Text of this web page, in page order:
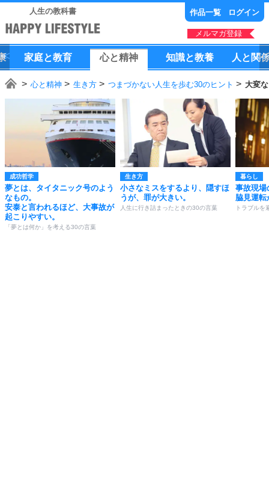
人生の教科書 作品一覧 ログイン
メルマガ登録
家庭と教育 心と精神 知識と教養 人 と 関
心と精神 生き方 つまづかない人生を歩む30のヒント 大変
成功哲学
夢とは、タイタニック号のよう
なもの。
安泰と言われるほど、大事故が
起こりやすい。
「夢とは何か」を考える30の言葉
生き方
小さなミスをするより、隠すほ
うが、罪が大きい。
人生に行き詰まったときの30の言葉
暮らし
事故現場
脇見運転
トラブルを